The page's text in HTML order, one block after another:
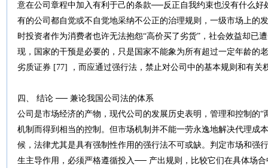
意在公司章程中加入有利于己的条款──反正自我约束也没有什么
有的公司都自觉或不自觉地采纳不公正的治理规则，一级市场上的
时投资者作为消费者也许无法抱怨“高价买了劣货”，社会效益却已
现，国家的干预是必要的，只是国家不能象为所有超过一定年龄的
劣质证券 [77] ，而应通过强行法，禁止对公司中的基本规则和有关
四、 结论 ── 兼论我国公司法的体系
公司是市场经济的产物，现代公司的发展历史表明，管理和控制的
机制而得到相当的控制。但市场机制并不能一劳永逸地解决代理成
候，法律尤其是具有强制性作用的强行法不可或缺。判定市场和强
生主导作用，必须严格遵循投入── 产出规则，比较它们在具体场